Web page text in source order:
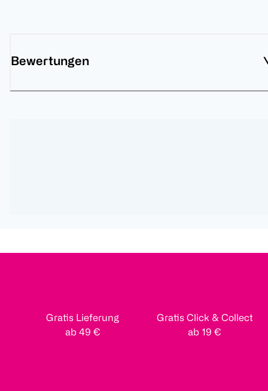
Bewertungen
Gratis Lieferung
ab 49 €
Gratis Click & Collect
ab 19 €